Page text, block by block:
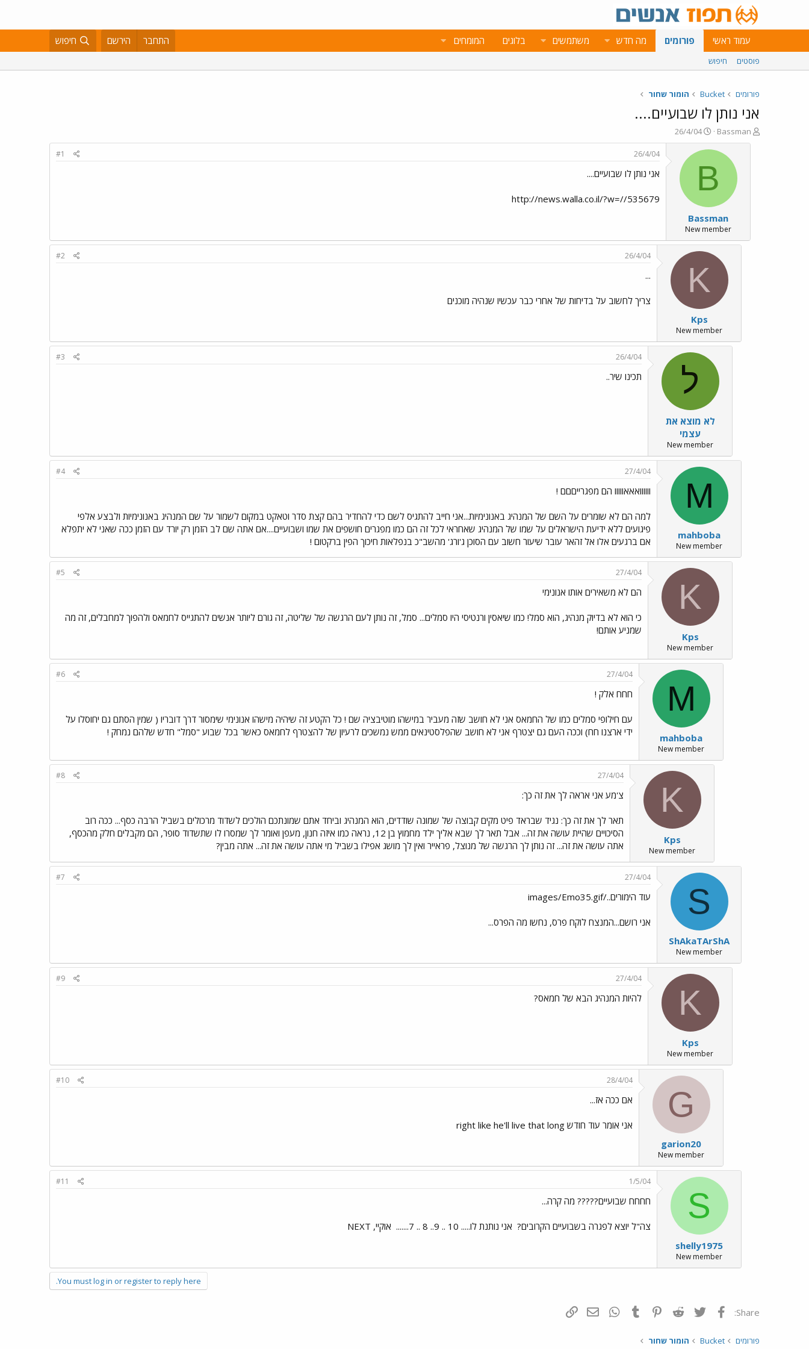
עמוד ראשי פורומים מה חדש משתמשים בלוגים המומחים התחבר הירשם חיפוש
פוסטים חיפוש
פורומים Bucket הומור שחור
אני נותן לו שבועיים....
פ
ו
Bassman
פ
ו
ר
א
ר
ך
26/4/04
B
Bassman
New member
26/4/04
#1
אני נותן לו שבועיים....
http://news.walla.co.il/?w=//535679
K
Kps
New member
26/4/04
#2
...
צריך לחשוב על בדיחות של אחרי כבר עכשיו שנהיה מוכנים
ל
לא מוצא את
עצמי
New member
26/4/04
#3
תכינו שיר..
M
mahboba
New member
27/4/04
#4
וווווואאאווווו הם מפגרייםםם !
למה הם לא שומרים על השם של המנהיג באנונימיות...אני חייב להתגיס לשם כדי להחדיר בהם קצת סדר וטאקט במקום לשמור על שם המנהיג באנונימיות ולבצע אלפי
פיגועים ללא ידיעת הישראלים על שמו של המנהיג שאחראי לכל זה הם כמו מפגרים חושפים את שמו ושבועיים....אם אתה שם לב הזמן רק יורד עם הזמן ככה שאני לא יתפלא
אם ברגעים אלו אל זהאר עובר שיעור חשוב עם הסוכן ג'ורג' מהשב"כ בנפלאות חיכוך הפין ברקטום !
K
Kps
New member
27/4/04
#5
הם לא משאירים אותו אנונימי
כי הוא לא בדיוק מנהיג, הוא סמל! כמו שיאסין ורנטיסי היו סמלים... סמל, זה נותן לעם הרגשה של שליטה, זה גורם ליותר אנשים להתגייס לחמאס ולהפוך למחבלים, זה מה
שמניע אותם!
M
mahboba
New member
27/4/04
#6
חחח אלק !
עם חילופי סמלים כמו של החמאס אני לא חושב שזה מעביר במישהו מוטיבציה שם ! כל הקטע זה שיהיה מישהו אנונימי שימסור דרך דובריו ( שמין הסתם גם יחוסלו על
ידי ארצנו חח) וככה העם גם יצטרף אני לא חושב שהפלסטינאים ממש נמשכים לרעיון של להצטרף לחמאס כאשר בכל שבוע "סמל" חדש שלהם נמחק !
K
Kps
New member
27/4/04
#8
צ'מע אני אראה לך את זה כך:
תאר לך את זה כך: נגיד שבראד פיט מקים קבוצה של שמונה שודדים, הוא המנהיג וביחד אתם שמונתכם הולכים לשדוד מרכולים בשביל הרבה כסף... ככה רוב
הסיכויים שהיית עושה את זה... אבל תאר לך שבא אליך ילד מחמוץ בן 12, נראה כמו איזה חנון, מעפן ואומר לך שמסרו לו שתשדוד סופר, הם מקבלים חלק מהכסף,
אתה עושה את זה... זה נותן לך הרגשה של מנוצל, פראייר ואין לך מושג אפילו בשביל מי אתה עושה את זה... אתה מבין?
S
ShAkaTArShA
New member
27/4/04
#7
עוד הימורים../images/Emo35.gif
אני רושם...המנצח לוקח פרס, נחשו מה הפרס...
K
Kps
New member
27/4/04
#9
להיות המנהיג הבא של חמאס?
G
garion20
New member
28/4/04
#10
אם ככה אז...
אני אומר עוד חודש right like he'll live that long
S
shelly1975
New member
1/5/04
#11
חחחח שבועיים????? מה קרה...
צה"ל יוצא לפגרה בשבועיים הקרובים? אני נותנת לו..... 10 .. 9.. 8 .. 7....... אוקיי, NEXT
You must log in or register to reply here.
Share: פייסבוק Twitter
Reddit
Pinterest
Tumblr
WhatsAppדואר אלקטרוני
פורומים Bucket הומור שחור